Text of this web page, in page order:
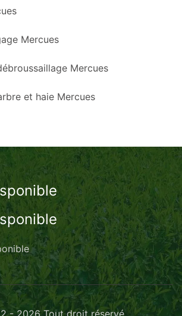
Mercues
Mercues
et haie Mercues